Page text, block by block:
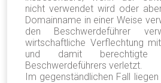
nicht verwendet wird oder
Domainname in einer Weise
den Beschwerdeführer
wirtschaftliche Verflechtung
und damit berechtigte
Beschwerdeführers verletzt.
Im gegenständlichen Fall